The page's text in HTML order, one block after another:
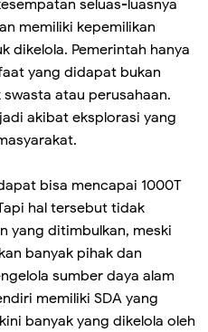
seluas-luasnya
memiliki kepemilikan
dikelola. Pemerintah hanya
yang didapat bukan
atau perusahaan.
akibat eksplorasi yang
bisa mencapai 1000T
hal tersebut tidak
yang ditimbulkan, meski
banyak pihak dan
sumber daya alam
memiliki SDA yang
banyak yang dikelola oleh